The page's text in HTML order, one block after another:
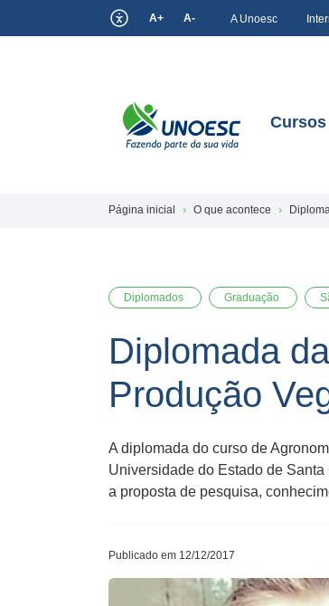
A+ A- A Unoesc
Cursos
Página inicial O que acontece
Diplomados Graduação
Diplomada
Produção
A diplomada do curso de
Universidade do Estado de
a proposta de pesquisa,
Publicado em 12/12/2017